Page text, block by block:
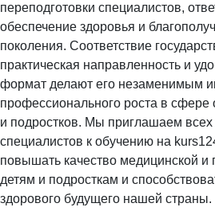
переподготовки специалистов,
обеспечение здоровья и
поколения. Соответствие
практическая направленность и
формат делают его незаменимым
профессионального роста в сфере
и подростков. Мы приглашаем
специалистов к обучению на
повышать качество медицинской и
детям и подросткам и
здорового будущего нашей страны.